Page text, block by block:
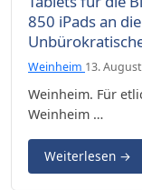
850 iPads an
Weinheim 13.
Weinheim. Für
Weinheim …
Weiterlesen →